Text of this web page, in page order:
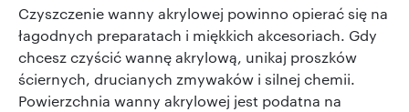
Czyszczenie wanny akrylowej powinno opierać się na
łagodnych preparatach i miękkich akcesoriach. Gdy
chcesz czyścić wannę akrylową, unikaj proszków
ściernych, drucianych zmywaków i silnej chemii.
Powierzchnia wanny akrylowej jest podatna na